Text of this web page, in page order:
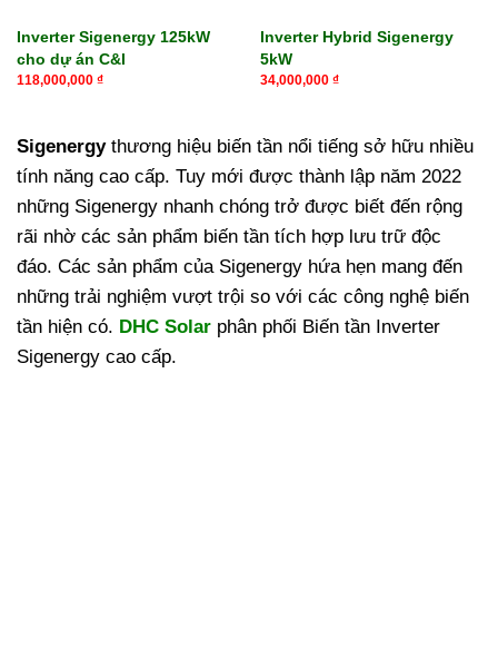
Inverter Sigenergy 125kW
cho dự án C&I
118,000,000 ₫
Inverter Hybrid Sigenergy
5kW
34,000,000 ₫
Sigenergythương hiệu biến tần nổi tiếng sở hữu nhiều
tính năng cao cấp. Tuy mới được thành lập năm 2022
những Sigenergy nhanh chóng trở được biết đến rộng
rãi nhờ các sản phẩm biến tần tích hợp lưu trữ độc
đáo. Các sản phẩm của Sigenergy hứa hẹn mang đến
những trải nghiệm vượt trội so với các công nghệ biến
tần hiện có. DHC Solar phân phối Biến tần Inverter
Sigenergy cao cấp.